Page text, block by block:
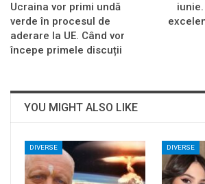
Ucraina vor primi undă
verde în procesul de
aderare la UE. Când vor
începe primele discuții
YOU MIGHT ALSO LIKE
DIVERSE DIVERSE